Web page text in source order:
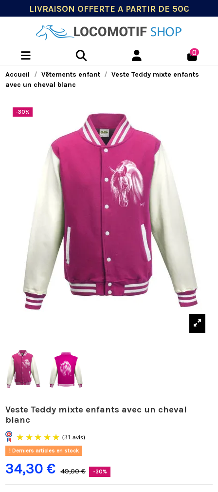
LIVRAISON OFFERTE A PARTIR DE 50€
0
Accueil Vêtements enfant
Veste Teddy mixte enfants
avec un cheval blanc
-30%
Veste Teddy mixte enfants avec un cheval
blanc
Derniers articles en stock
34,30 € 49,00 € -30%